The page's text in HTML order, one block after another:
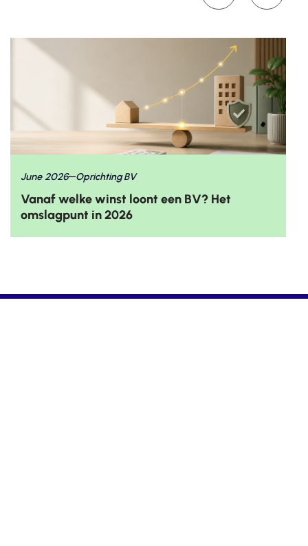
June 2026 Oprichting BV
Vanaf welke winst loont een BV? Het
omslagpunt in 2026